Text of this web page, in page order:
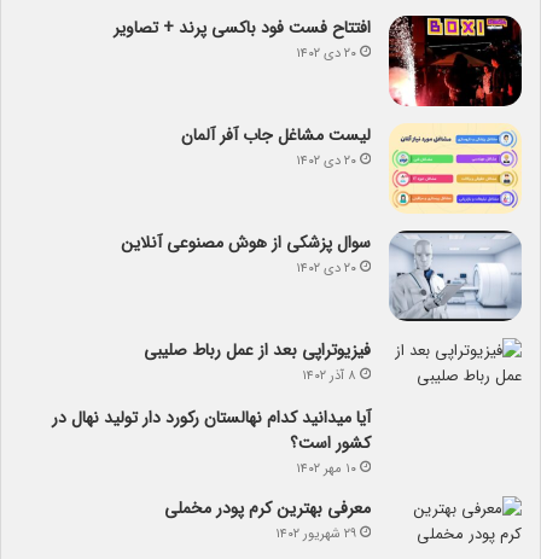
افتتاح فست فود باکسی پرند + تصاویر
۲۰ دی ۱۴۰۲
لیست مشاغل جاب آفر آلمان
۲۰ دی ۱۴۰۲
سوال پزشکی از هوش مصنوعی آنلاین
۲۰ دی ۱۴۰۲
فیزیوتراپی بعد از عمل رباط صلیبی
۸ آذر ۱۴۰۲
آیا می­دانید کدام نهالستان رکورد دار تولید نهال­ در
کشور است؟
۱۰ مهر ۱۴۰۲
معرفی بهترین کرم پودر مخملی
۲۹ شهریور ۱۴۰۲